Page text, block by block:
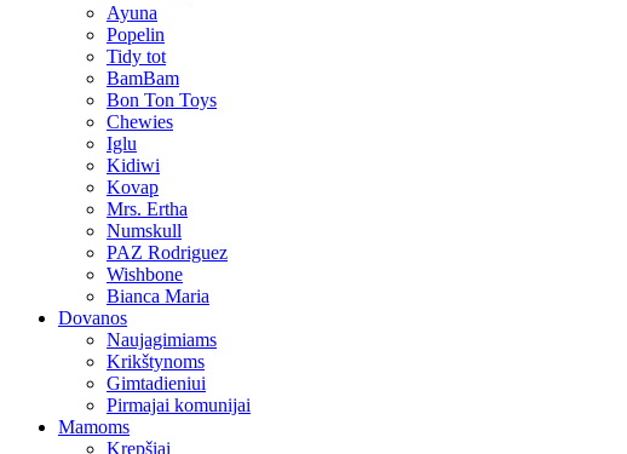
Ayuna
Popelin
Tidy tot
BamBam
Bon Ton Toys
Chewies
Iglu
Kidiwi
Kovap
Mrs. Ertha
Numskull
PAZ Rodriguez
Wishbone
Bianca Maria
Dovanos
Naujagimiams
Krikštynoms
Gimtadieniui
Pirmajai komunijai
Mamoms
Krepšiai